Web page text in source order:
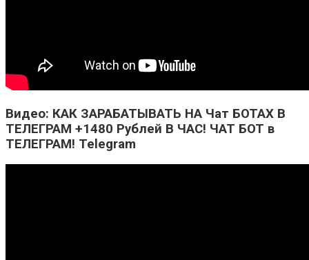
Видео: КАК ЗАРАБАТЫВАТЬ НА Чат БОТАХ В
ТЕЛЕГРАМ +1480 Рублей В ЧАС! ЧАТ БОТ в
ТЕЛЕГРАМ! Telegram